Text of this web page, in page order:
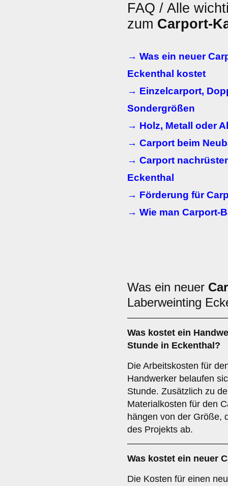
FAQ / Alle
zum Carport-
→ Was ein neuer
Eckenthal kostet
→ Einzelcarport,
Sondergrößen
→ Holz, Metall oder
→ Carport beim
→ Carport
Eckenthal
→ Förderung für
→ Wie man Carport-
Was ein neuer
Laberweinting
Was kostet ein
Stunde in Eckenthal?
Die Arbeitskosten für
Handwerker belaufen
Stunde. Zusätzlich zu
Materialkosten für den
hängen von der Größe,
des Projekts ab.
Was kostet ein neuer
Die Kosten für einen